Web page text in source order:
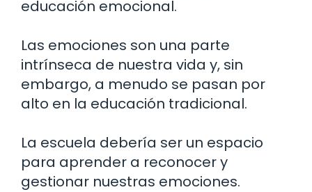
educación emocional.
Las emociones son una parte
intrínseca de nuestra vida y, sin
embargo, a menudo se pasan por
alto en la educación tradicional.
La escuela debería ser un espacio
para aprender a reconocer y
gestionar nuestras emociones.